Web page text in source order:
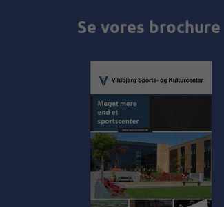
Se vores brochure